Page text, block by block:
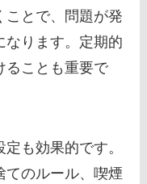
ことで、問題が発
なります。定期的
ることも重要で
も効果的です。
てのルール、喫煙